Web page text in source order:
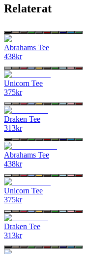
Relaterat
Abrahams Tee
438kr
Unicorn Tee
375kr
Draken Tee
313kr
Abrahams Tee
438kr
Unicorn Tee
375kr
Draken Tee
313kr